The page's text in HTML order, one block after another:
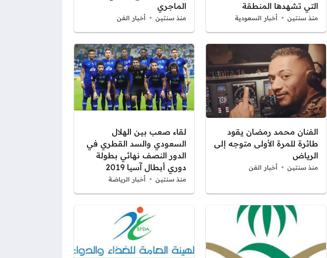
التي تشهدها المنطقة
منذ سنتين أخبار السعودية
الماجري
منذ سنتين أخبار الفن
الفنان محمد رمضان يقود
طائرة للمرة الأولى متوجه إلى
الرياض
منذ سنتين أخبار الفن
لقاء صعب بين الهلال
السعودي والسد القطري في
الدور النصف نهائي بطولة
دوري أبطال آسيا 2019
منذ سنتين أخبار الرياضة